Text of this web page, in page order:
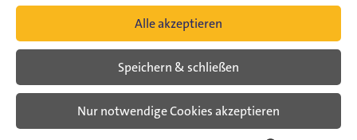
Alle akzeptieren
Speichern & schließen
Nur notwendige Cookies akzeptieren
ConAct stellt Methoden zu
antisemitismussensibler
Bildungs- und
Begegnungsarbeit vor